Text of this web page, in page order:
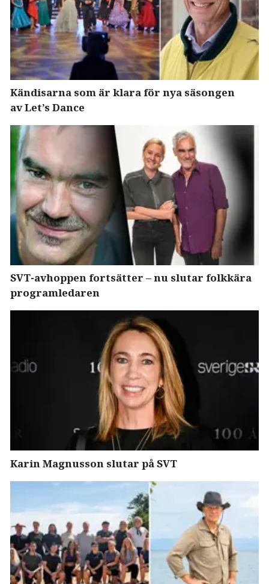
Kändisarna som är klara för nya säsongen
av Let’s Dance
SVT-avhoppen fortsätter – nu slutar folkkära
programledaren
Karin Magnusson slutar på SVT